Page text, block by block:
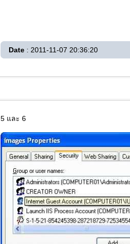
Date : 2011-11-07 20:36:20
5 และ 6